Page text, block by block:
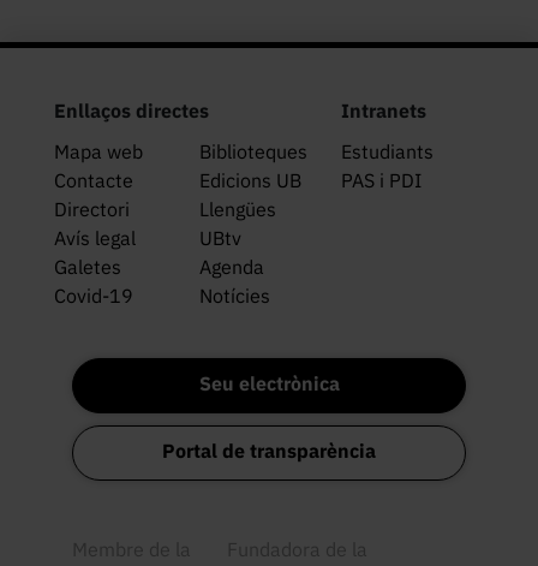
Enllaços directes
Mapa web
Biblioteques
Contacte
Edicions UB
Directori
Llengües
Avís legal
UBtv
Galetes
Agenda
Covid-19
Notícies
Intranets
Estudiants
PAS i PDI
Seu electrònica
Portal de transparència
Membre de la Fundadora de la